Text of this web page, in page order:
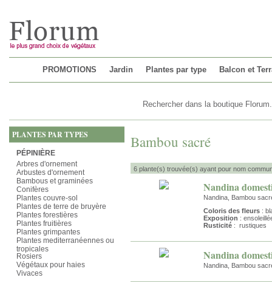
PROMOTIONS Jardin Plantes par type Balcon et
PLANTES PAR TYPES
PÉPINIÈRE
Arbres d'ornement
Arbustes d'ornement
Bambous et graminées
Conifères
Plantes couvre-sol
Plantes de terre de bruyère
Plantes forestières
Plantes fruitières
Plantes grimpantes
Plantes mediterranéennes ou
tropicales
Rosiers
Végétaux pour haies
Vivaces
Bambou sacré
6 plante(s) trouvée(s) ayant pour nom
Nandina
Nandina, Bambou
Coloris des fleurs :
Exposition :
Rusticité : rustiques
Nandina
Nandina, Bambou